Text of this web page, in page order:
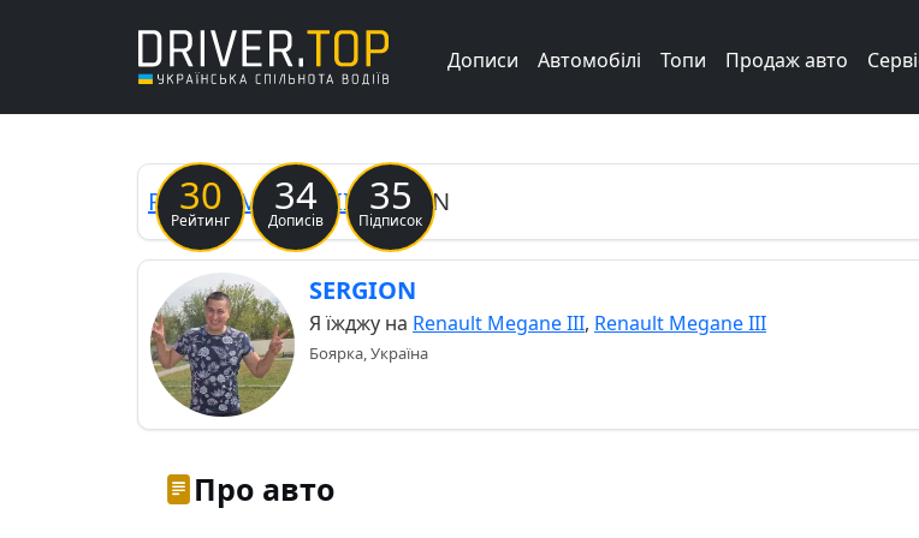
Дописи Автомобілі Топи Продаж авто
30
Рейтинг
34
Дописів
35
Підписок
Renault Megane III MeGaN
SERGION
Я їжджу на Renault Megane III, Renault Megane III
Боярка, Україна
Про авто